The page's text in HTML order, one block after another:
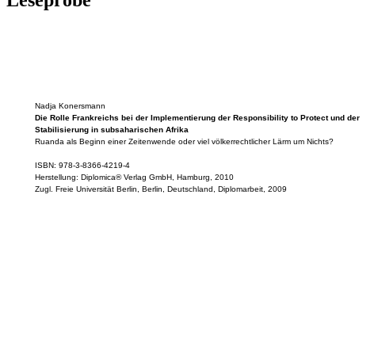
Nadja Konersmann
Die Rolle Frankreichs bei der Implementierung der Responsibility to Protect und der
Stabilisierung in subsaharischen Afrika
Ruanda als Beginn einer Zeitenwende oder viel völkerrechtlicher Lärm um Nichts?
ISBN: 978-3-8366-4219-4
Herstellung: Diplomica® Verlag GmbH, Hamburg, 2010
Zugl. Freie Universität Berlin, Berlin, Deutschland, Diplomarbeit, 2009